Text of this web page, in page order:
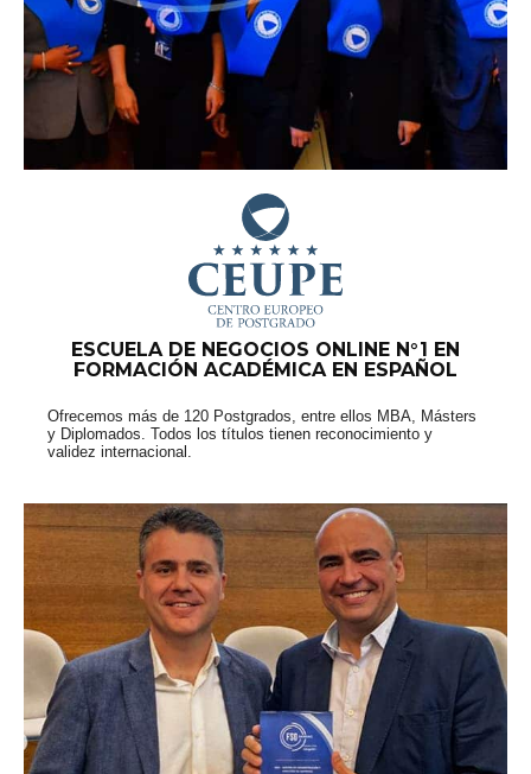
ESCUELA DE NEGOCIOS ONLINE N°1 EN
FORMACIÓN ACADÉMICA EN ESPAÑOL
Ofrecemos más de 120 Postgrados, entre ellos MBA, Másters
y Diplomados. Todos los títulos tienen reconocimiento y
validez internacional.